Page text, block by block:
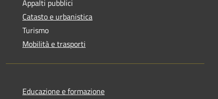
Appalti pubblici
Catasto e urbanistica
Turismo
Mobilità e trasporti
Educazione e formazione